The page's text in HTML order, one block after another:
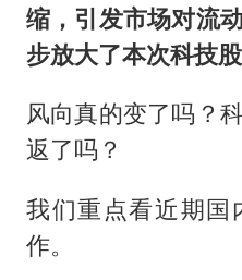
缩，引发市场对流
步放大了本次科技股
风向真的变了吗？
返了吗？
我们重点看近期国
作。